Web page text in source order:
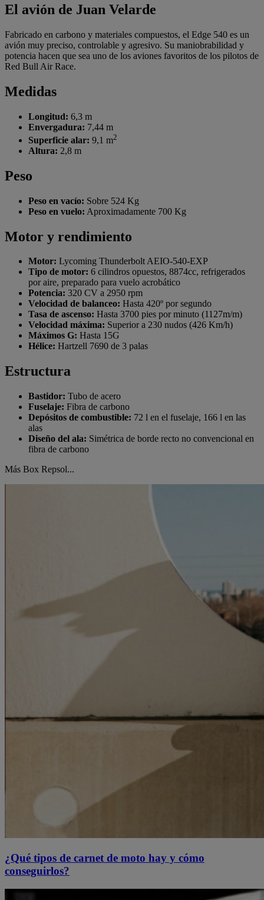
El avión de Juan Velarde
Fabricado en carbono y materiales compuestos, el Edge 540 es un
avión muy preciso, controlable y agresivo. Su maniobrabilidad y
potencia hacen que sea uno de los aviones favoritos de los pilotos de
Red Bull Air Race.
Medidas
Longitud: 6,3 m
Envergadura: 7,44 m
Superficie alar: 9,1 m2
Altura: 2,8 m
Peso
Peso en vacío: Sobre 524 Kg
Peso en vuelo: Aproximadamente 700 Kg
Motor y rendimiento
Motor: Lycoming Thunderbolt AEIO-540-EXP
Tipo de motor: 6 cilindros opuestos, 8874cc, refrigerados
por aire, preparado para vuelo acrobático
Potencia: 320 CV a 2950 rpm
Velocidad de balanceo: Hasta 420º por segundo
Tasa de ascenso: Hasta 3700 pies por minuto (1127m/m)
Velocidad máxima: Superior a 230 nudos (426 Km/h)
Máximos G: Hasta 15G
Hélice: Hartzell 7690 de 3 palas
Estructura
Bastidor: Tubo de acero
Fuselaje: Fibra de carbono
Depósitos de combustible: 72 l en el fuselaje, 166 l en las
alas
Diseño del ala: Simétrica de borde recto no convencional en
fibra de carbono
Más Box Repsol...
¿Qué tipos de carnet de moto hay y cómo
conseguirlos?